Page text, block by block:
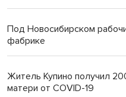
Под Новосибирском
фабрике
Житель Купино получил
матери от COVID-19